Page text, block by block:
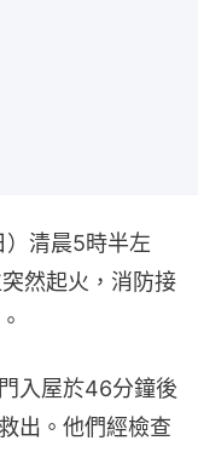
清晨5時半左
然起火，消防接
入屋於46分鐘後
出。他們經檢查